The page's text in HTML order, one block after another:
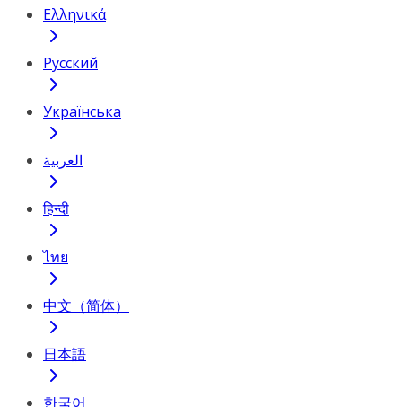
Ελληνικά
Русский
Українська
العربية
हिन्दी
ไทย
中文（简体）
日本語
한국어